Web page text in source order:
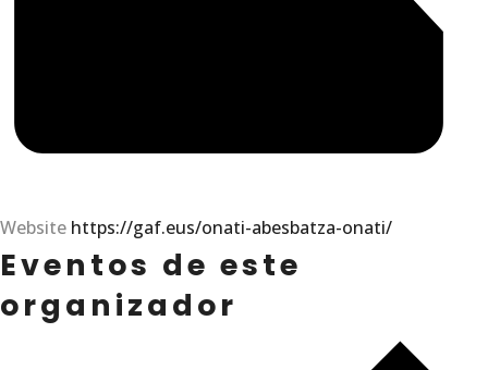
Website https://gaf.eus/onati-abesbatza-onati/
Eventos de este
organizador